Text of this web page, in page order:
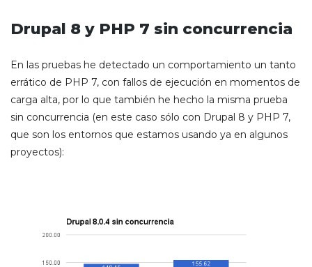
Drupal 8 y PHP 7 sin concurrencia
En las pruebas he detectado un comportamiento un tanto
errático de PHP 7, con fallos de ejecución en momentos de
carga alta, por lo que también he hecho la misma prueba
sin concurrencia (en este caso sólo con Drupal 8 y PHP 7,
que son los entornos que estamos usando ya en algunos
proyectos):